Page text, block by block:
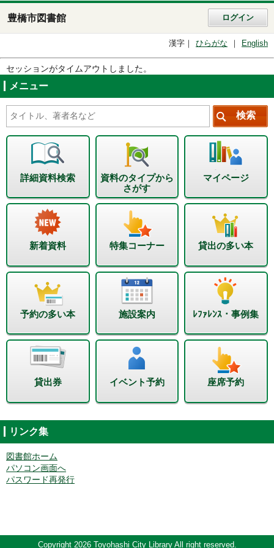
豊橋市図書館 ログイン
漢字 ひらがな English
セッションがタイムアウトしました。
メニュー
詳細資料検索
資料のタイプから
さがす
マイページ
新着資料 特集コーナー 貸出の多い本
予約の多い本 施設案内 ﾚﾌｧﾚﾝｽ・事例集
貸出券 イベント予約 座席予約
リンク集
図書館ホーム
パソコン画面へ
パスワード再発行
Copyright 2026 Toyohashi City Library All right reserved.